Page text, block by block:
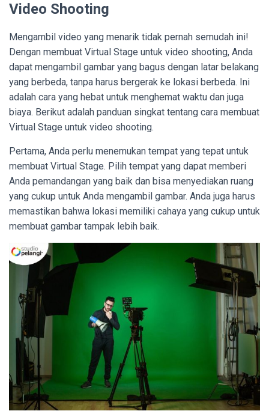
Video Shooting
Mengambil video yang menarik tidak pernah semudah ini!
Dengan membuat Virtual Stage untuk video shooting, Anda
dapat mengambil gambar yang bagus dengan latar belakang
yang berbeda, tanpa harus bergerak ke lokasi berbeda. Ini
adalah cara yang hebat untuk menghemat waktu dan juga
biaya. Berikut adalah panduan singkat tentang cara membuat
Virtual Stage untuk video shooting.
Pertama, Anda perlu menemukan tempat yang tepat untuk
membuat Virtual Stage. Pilih tempat yang dapat memberi
Anda pemandangan yang baik dan bisa menyediakan ruang
yang cukup untuk Anda mengambil gambar. Anda juga harus
memastikan bahwa lokasi memiliki cahaya yang cukup untuk
membuat gambar tampak lebih baik.